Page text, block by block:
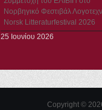
Νορβηγικό Φεστιβάλ
Norsk Litteraturfestival 2026
25 Ιουνίου 2026
Copyright ©